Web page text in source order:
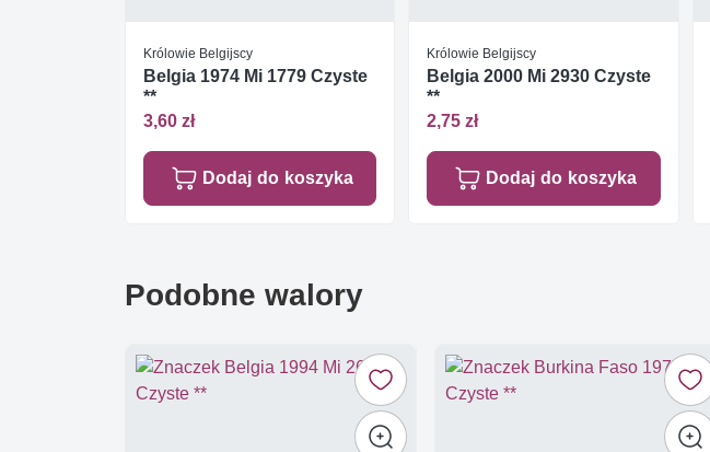
Królowie Belgijscy
Belgia 1974 Mi 1779 Czyste
**
3,60 zł
Dodaj do koszyka
Królowie Belgijscy
Belgia 2000 Mi 2930 Czyste
**
2,75 zł
Dodaj do koszyka
Podobne walory